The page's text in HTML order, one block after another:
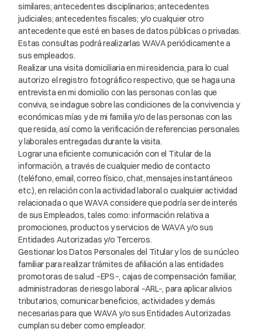
similares; antecedentes disciplinarios; antecedentes
judiciales; antecedentes fiscales; y/o cualquier otro
antecedente que esté en bases de datos públicas o privadas.
Estas consultas podrá realizarlas WAVA periódicamente a
sus empleados.
Realizar una visita domiciliaria en mi residencia, para lo cual
autorizo el registro fotográfico respectivo, que se haga una
entrevista en mi domicilio con las personas con las que
conviva, se indague sobre las condiciones de la convivencia y
económicas mías y de mi familia y/o de las personas con las
que resida, así como la verificación de referencias personales
y laborales entregadas durante la visita.
Lograr una eficiente comunicación con el Titular de la
información, a través de cualquier medio de contacto
(teléfono, email, correo físico, chat, mensajes instantáneos
etc.), en relación con la actividad laboral o cualquier actividad
relacionada o que WAVA considere que podría ser de interés
de sus Empleados, tales como: información relativa a
promociones, productos y servicios de WAVA y/o sus
Entidades Autorizadas y/o Terceros.
Gestionar los Datos Personales del Titular y los de su núcleo
familiar para realizar trámites de afiliación a las entidades
promotoras de salud −EPS−, cajas de compensación familiar,
administradoras de riesgo laboral −ARL−, para aplicar alivios
tributarios, comunicar beneficios, actividades y demás
necesarias para que WAVA y/o sus Entidades Autorizadas
cumplan su deber como empleador.